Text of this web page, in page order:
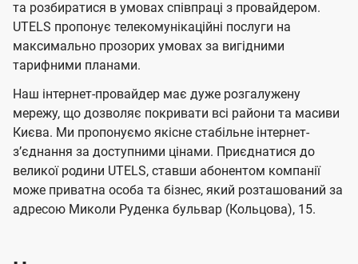
ї
U
t
e
l
s
ч
е
н
н
я
ч
е
н
я
та розбиратися в умовах співпраці з провайдером.
UTELS пропонує телекомунікаційні послуги на
максимально прозорих умовах за вигідними
тарифними планами.
Наш інтернет-провайдер має дуже розгалужену
мережу, що дозволяє покривати всі райони та масиви
Києва. Ми пропонуємо якісне стабільне інтернет-
зʼєднання за доступними цінами. Приєднатися до
великої родини UTELS, ставши абонентом компанії
може приватна особа та бізнес, який розташований за
адресою Миколи Руденка бульвар (Кольцова), 15.